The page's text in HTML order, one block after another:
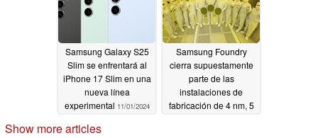
Samsung Galaxy S25
Slim se enfrentará al
iPhone 17 Slim en una
nueva línea
experimental 11/01/2024
Samsung Foundry
cierra supuestamente
parte de las
instalaciones de
fabricación de 4 nm, 5
Show more articles